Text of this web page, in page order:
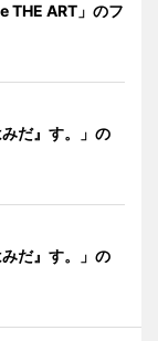
THE ART」のフ
だ』す。」の
だ』す。」の